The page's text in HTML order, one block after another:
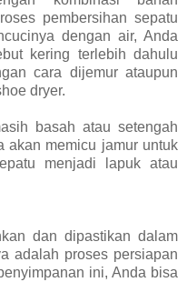
pembersihan sepatu
dengan air, Anda
kering terlebih dahulu
cara dijemur ataupun
dryer.
basah atau setengah
akan memicu jamur untuk
menjadi lapuk atau
dan dipastikan dalam
adalah proses persiapan
ini, Anda bisa